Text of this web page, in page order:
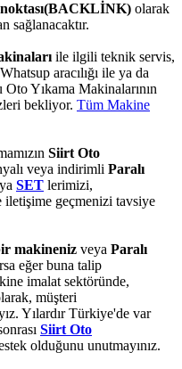
olarak
sağlanacaktır.
ile ilgili teknik servis,
aracılığı ile ya da
Yıkama Makinalarının
bekliyor. Tüm Makine
Siirt Oto
veya indirimli Paralı
SET lerimizi,
geçmenizi tavsiye
makineniz veya Paralı
eğer buna talip
imalat sektöründe,
müşteri
Yılardır Türkiye'de var
Siirt Oto
olduğunu unutmayınız.